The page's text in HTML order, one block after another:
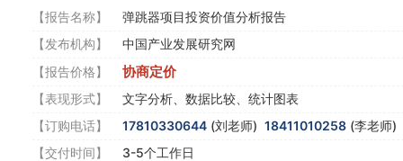
【报告名称】
弹跳器项目投资价值分析报告
【发布机构】
中国产业发展研究网
【报告价格】
协商定价
【表现形式】
文字分析、数据比较、统计图表
【订购电话】
17810330644 (刘老师) 18411010258 (李老师)
【交付时间】
3-5个工作日